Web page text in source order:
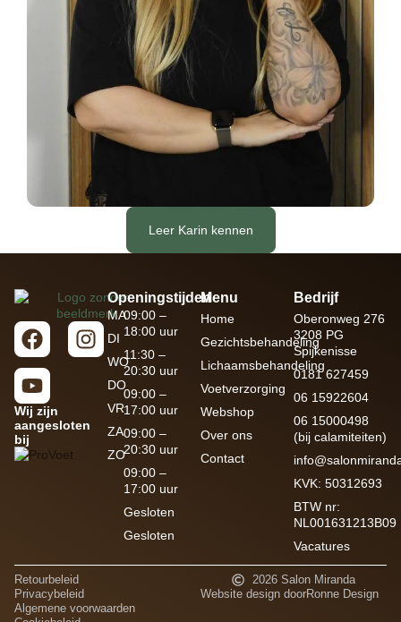
Leer Karin kennen
Wij zijn
aangesloten
bij
Openingstijden
MA
DI
WO
DO
VR
ZA
ZO
09:00 –
18:00 uur
11:30 –
20:30 uur
09:00 –
17:00 uur
09:00 –
20:30 uur
09:00 –
17:00 uur
Gesloten
Gesloten
Menu
Home
Gezichtsbehandeling
Lichaamsbehandeling
Voetverzorging
Webshop
Over ons
Contact
Bedrijf
Oberonweg 276
3208 PG
Spijkenisse
0181 627459
06 15922604
06 15000498
(bij calamiteiten)
KVK: 50312693
BTW nr:
NL001631213B09
Vacatures
2026 Salon Miranda
Website design doorRonne Design
Retourbeleid
Privacybeleid
Algemene voorwaarden